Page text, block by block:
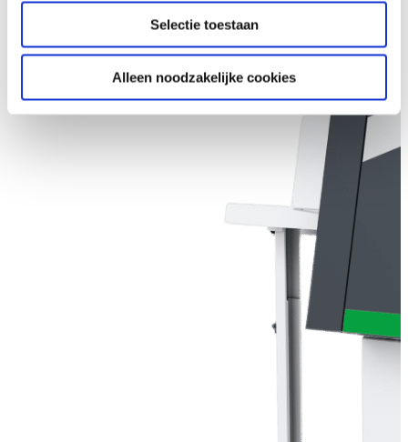
Selectie toestaan
Alleen noodzakelijke cookies